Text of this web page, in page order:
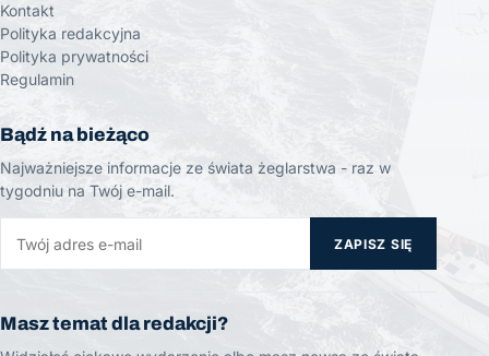
Kontakt
Polityka redakcyjna
Polityka prywatności
Regulamin
Bądź na bieżąco
Najważniejsze informacje ze świata żeglarstwa - raz w
tygodniu na Twój e-mail.
ZAPISZ SIĘ
Masz temat dla redakcji?